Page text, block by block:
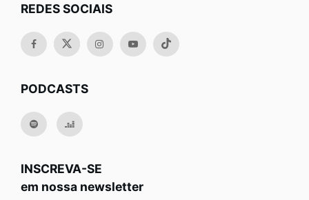
REDES SOCIAIS
PODCASTS
INSCREVA-SE
em nossa newsletter